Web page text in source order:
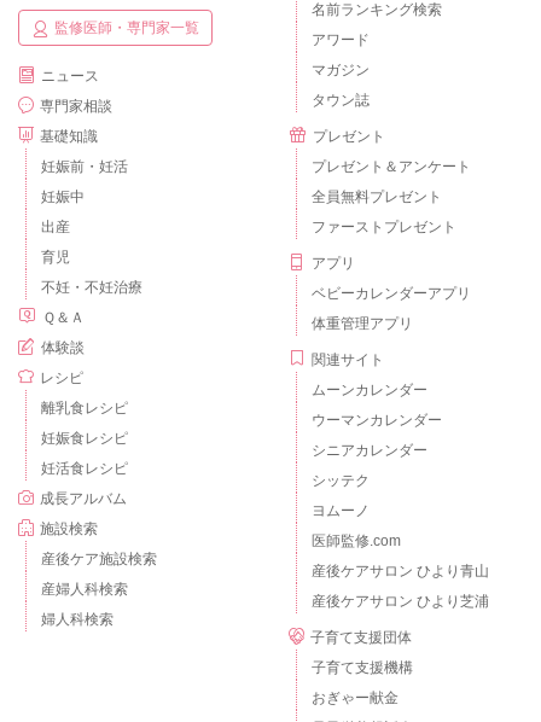
監修医師・専門家一覧
ニュース
専門家相談
基礎知識
妊娠前・妊活
妊娠中
出産
育児
不妊・不妊治療
Ｑ＆Ａ
体験談
レシピ
離乳食レシピ
妊娠食レシピ
妊活食レシピ
成長アルバム
施設検索
産後ケア施設検索
産婦人科検索
婦人科検索
名前ランキング検索
アワード
マガジン
タウン誌
プレゼント
プレゼント＆アンケート
全員無料プレゼント
ファーストプレゼント
アプリ
ベビーカレンダーアプリ
体重管理アプリ
関連サイト
ムーンカレンダー
ウーマンカレンダー
シニアカレンダー
シッテク
ヨムーノ
医師監修.com
産後ケアサロン ひより青山
産後ケアサロン ひより芝浦
子育て支援団体
子育て支援機構
おぎゃー献金